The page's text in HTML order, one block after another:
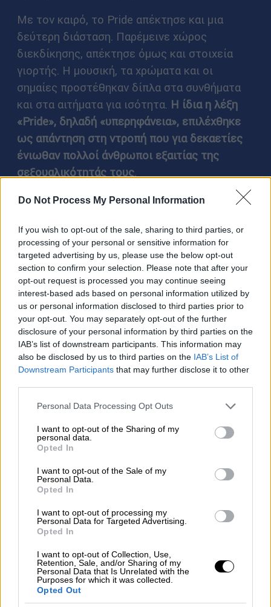
Do Not Process My Personal Information
If you wish to opt-out of the sale, sharing to third parties, or
processing of your personal or sensitive information for
targeted advertising by us, please use the below opt-out
section to confirm your selection. Please note that after your
opt-out request is processed you may continue seeing
interest-based ads based on personal information utilized by
us or personal information disclosed to third parties prior to
your opt-out. You may separately opt-out of the further
disclosure of your personal information by third parties on the
IAB’s list of downstream participants. This information may
also be disclosed by us to third parties on the IAB’s List of
Downstream Participants that may further disclose it to other
Please note that this website/app uses one or more Google
not limited to your visit or usage behaviour. You may click to
grant or deny consent to Google and its third-party tags to
use your data for below specified purposes in below Google
consent section.
Personal Data Processing Opt Outs
I want to opt-out of the Sharing of my
personal data.
Opted In
I want to opt-out of the Sale of my
Personal Data.
Opted In
I want to opt-out of processing my
Personal Data for Targeted Advertising.
Opted In
I want to opt-out of Collection, Use,
Retention, Sale, and/or Sharing of my
Personal Data that Is Unrelated with the
Purposes for which it was collected.
Opted Out
Με τον καιρό, το Pride απέκτησε και μια
δεύτερη διάσταση. Παρέμεινε χώρος
διεκδίκησης, απέκτησε όμως και στοιχεία
γιορτής. Η μουσική, τα χρώματα και οι
σημαίες προστέθηκαν δίπλα στα συνθήματα
και στα αιτήματα για ισότητα. Η ίδια η λέξη
«Pride», δηλαδή «υπερηφάνεια», επιλέχθηκε
ως απάντηση στη ντροπή που για δεκαετίες
ένιωθαν πολλοί άνθρωποι εξαιτίας της
σεξουαλικότητάς τους.
Στην Ελλάδα, οι πρώτες προσπάθειες
της δεκαετίας του 2000. Το Athens Pride
πραγματοποιήθηκε για πρώτη φορά το 2005
στην πλατεία Κλαυθμώνος. Τότε συμμετείχαν
λίγες εκατοντάδες άνθρωποι. Σήμερα
συγκεντρώνει δεκάδες χιλιάδες επισκέπτες
και αποτελεί μία από τις μεγαλύτερες
δημόσιες εκδηλώσεις της πρωτεύουσας.
Παρότι πολλά έχουν αλλάξει από το 1969
μέχρι σήμερα, ο βασικός πυρήνας του Pride
παραμένει ο ίδιος. Είναι η ιδέα ότι κάθε
άνθρωπος αξίζει να ζει ανοιχτά, με
και κάθε Ιούνιο, από τη Νέα Υόρκη μέχρι την
Αθήνα, οι δρόμοι γεμίζουν χρώματα, μουσική
και κόσμο. Για κάποιους είναι μια γιορτή. Για
άλλους μια υπενθύμιση ότι η ισότητα
περισσότερους, είναι και τα δύο μαζί.
Η γενιά που μεγάλωσε με το
Pride